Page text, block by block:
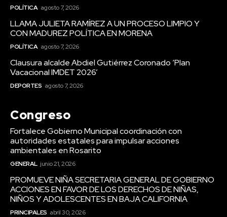
POLÍTICA agosto 7, 2026
LLAMA JULIETA RAMÍREZ A UN PROCESO LIMPIO Y
CON MADUREZ POLÍTICA EN MORENA
POLÍTICA agosto 7, 2026
Clausura alcalde Abdiel Gutiérrez Coronado ‘Plan
Vacacional IMDET 2026’
DEPORTES agosto 7, 2026
Congreso
Fortalece Gobierno Municipal coordinación con
autoridades estatales para impulsar acciones
ambientales en Rosarito
GENERAL junio 21, 2026
PROMUEVE NIÑA SECRETARIA GENERAL DE GOBIERNO
ACCIONES EN FAVOR DE LOS DERECHOS DE NIÑAS,
NIÑOS Y ADOLESCENTES EN BAJA CALIFORNIA
PRINCIPALES abril 30, 2026